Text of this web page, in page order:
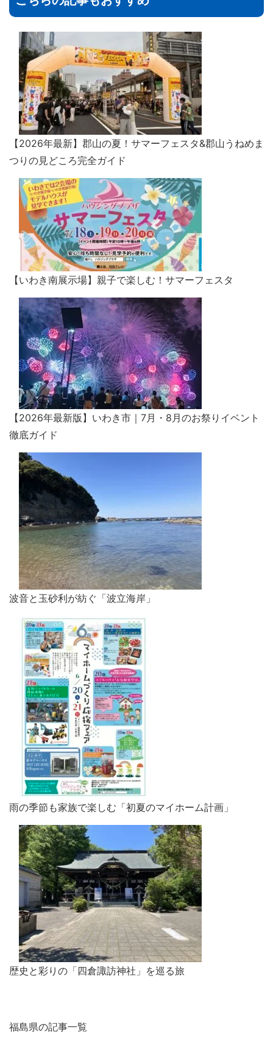
【2026年最新】郡山の夏！サマーフェスタ&郡山うねめま
つりの見どころ完全ガイド
【いわき南展示場】親子で楽しむ！サマーフェスタ
【2026年最新版】いわき市｜7月・8月のお祭りイベント
徹底ガイド
波音と玉砂利が紡ぐ「波立海岸」
雨の季節も家族で楽しむ「初夏のマイホーム計画」
歴史と彩りの「四倉諏訪神社」を巡る旅
福島県の記事一覧